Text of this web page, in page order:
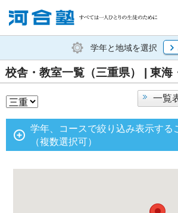
塾生の方 高等
学年と地域を選択
校舎・教室一覧（三重県） | 東海
一覧
学年、コースで絞り込み表示する
（複数選択可）